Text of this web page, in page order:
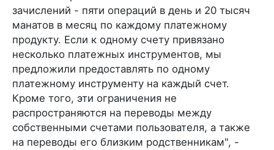
зачислений - пяти операций в день и 20 тысяч
манатов в месяц по каждому платежному
продукту. Если к одному счету привязано
несколько платежных инструментов, мы
предложили предоставлять по одному
платежному инструменту на каждый счет.
Кроме того, эти ограничения не
распространяются на переводы между
собственными счетами пользователя, а также
на переводы его близким родственникам", -